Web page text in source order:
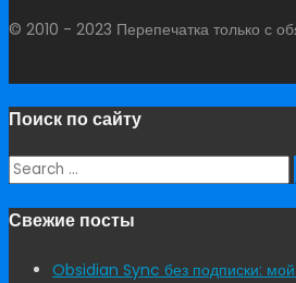
© 2010 - 2023 Перепечатка только с
Поиск по сайту
Search
Свежие посты
Obsidian Sync без подписки: